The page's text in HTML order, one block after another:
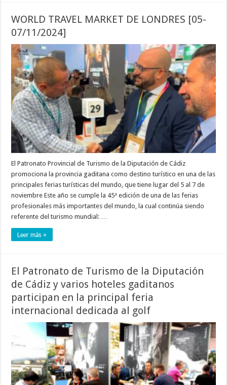
WORLD TRAVEL MARKET DE LONDRES [05-
07/11/2024]
El Patronato Provincial de Turismo de la Diputación de Cádiz
promociona la provincia gaditana como destino turístico en una de las
principales ferias turísticas del mundo, que tiene lugar del 5 al 7 de
noviembre Este año se cumple la 45ª edición de una de las ferias
profesionales más importantes del mundo, la cual continúa siendo
referente del turismo mundial: …
Leer más »
El Patronato de Turismo de la Diputación
de Cádiz y varios hoteles gaditanos
participan en la principal feria
internacional dedicada al golf